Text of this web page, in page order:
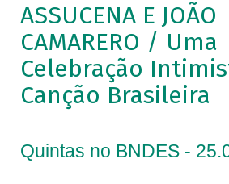
ASSUCENA E JOÃO
CAMARERO / Uma
Celebração
Canção Brasileira
Quintas no BNDES -